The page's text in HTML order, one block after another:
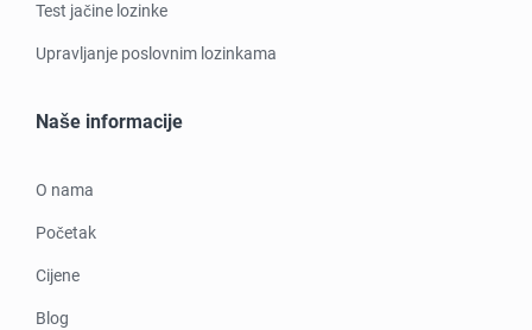
Test jačine lozinke
Upravljanje poslovnim lozinkama
Naše informacije
O nama
Početak
Cijene
Blog